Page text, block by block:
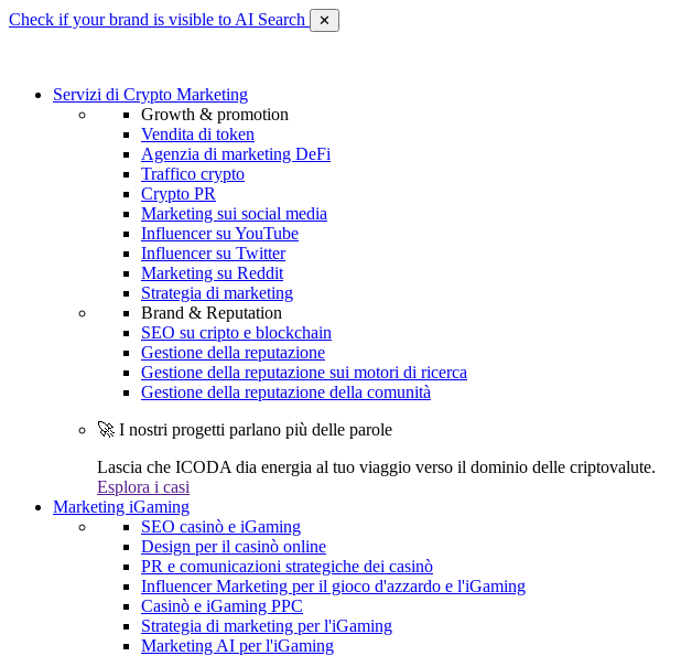
Check if your brand is visible to AI Search ✕
Servizi di Crypto Marketing
Growth & promotion
Vendita di token
Agenzia di marketing DeFi
Traffico crypto
Crypto PR
Marketing sui social media
Influencer su YouTube
Influencer su Twitter
Marketing su Reddit
Strategia di marketing
Brand & Reputation
SEO su cripto e blockchain
Gestione della reputazione
Gestione della reputazione sui motori di ricerca
Gestione della reputazione della comunità
🚀 I nostri progetti parlano più delle parole
Lascia che ICODA dia energia al tuo viaggio verso il dominio delle criptovalute.
Esplora i casi
Marketing iGaming
SEO casinò e iGaming
Design per il casinò online
PR e comunicazioni strategiche dei casinò
Influencer Marketing per il gioco d'azzardo e l'iGaming
Casinò e iGaming PPC
Strategia di marketing per l'iGaming
Marketing AI per l'iGaming